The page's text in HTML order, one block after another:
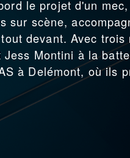
le projet d'un
sur scène,
devant. Avec
Montini à la
à Delémont, où ils